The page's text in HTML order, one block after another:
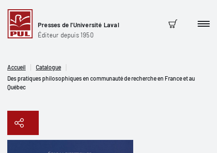
Presses de l'Université Laval
Éditeur depuis 1950
Panier
Accueil
Catalogue
Des pratiques philosophiques en communauté de recherche en France et au
Québec